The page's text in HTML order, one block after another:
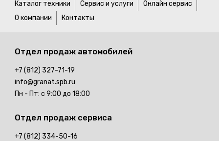
Каталог техники Сервис и услуги
Онлайн сервис
О компании
Контакты
Отдел продаж автомобилей
+7 (812) 327-71-19
info@granat.spb.ru
Пн - Пт: с 9:00 до 18:00
Отдел продаж сервиса
+7 (812) 334-50-16